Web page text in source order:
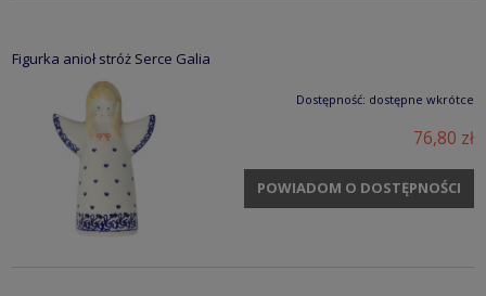
Figurka anioł stróż Serce Galia
Dostępność: dostępne wkrótce
76,80 zł
POWIADOM O DOSTĘPNOŚCI